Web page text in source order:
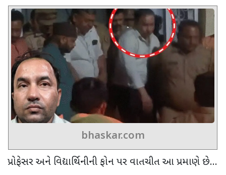
bhaskar.com
પ્રોફેસર અને વિદ્યાર્થિનીની ફોન પર વાતચીત આ પ્રમાણે છે...